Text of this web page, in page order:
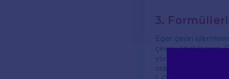
3.
Eğer çeviri
çeviri yapabilirsiniz.
yöntem biraz daha
oldukça etkilidir.